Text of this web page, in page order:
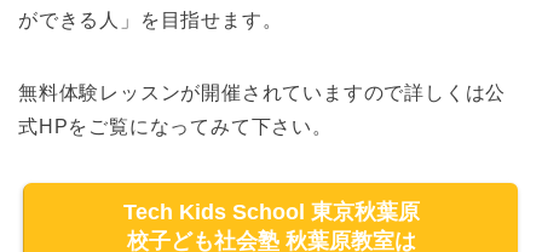
ができる人」を目指せます。
無料体験レッスンが開催されていますので詳しくは公
式HPをご覧になってみて下さい。
Tech Kids School 東京秋葉原
校子ども社会塾 秋葉原教室は